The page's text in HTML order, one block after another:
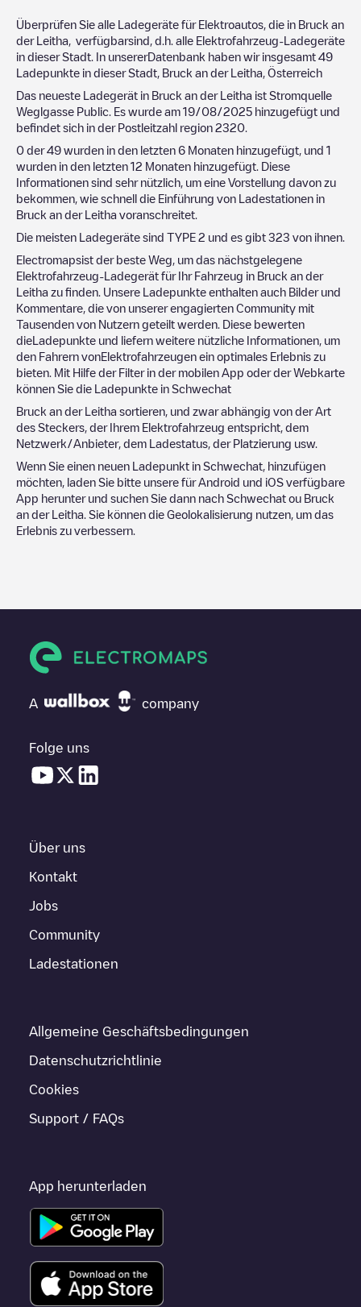
Überprüfen Sie alle Ladegeräte für Elektroautos, die in Bruck an
der Leitha , verfügbarsind, d.h. alle Elektrofahrzeug-Ladegeräte
in dieser Stadt. In unsererDatenbank haben wir insgesamt 49
Ladepunkte in dieser Stadt, Bruck an der Leitha Österreich
Das neueste Ladegerät in Bruck an der Leitha ist Stromquelle
Weglgasse Public . Es wurde am 19/08/2025 hinzugefügt und
befindet sich in der Postleitzahl region 2320
0 der49 wurden in den letzten 6 Monaten hinzugefügt, und 1
wurden in den letzten 12 Monaten hinzugefügt. Diese
Informationen sind sehr nützlich, um eine Vorstellung davon zu
bekommen, wie schnell die Einführung von Ladestationen in
Bruck an der Leitha voranschreitet.
Die meisten Ladegeräte sind TYPE 2 und es gibt 323 von ihnen.
Electromapsist der beste Weg, um das nächstgelegene
Elektrofahrzeug-Ladegerät für Ihr Fahrzeug in Bruck an der
Leitha zu finden. Unsere Ladepunkte enthalten auch Bilder und
Kommentare, die von unserer engagierten Community mit
Tausenden von Nutzern geteilt werden. Diese bewerten
dieLadepunkte und liefern weitere nützliche Informationen, um
den Fahrern vonElektrofahrzeugen ein optimales Erlebnis zu
bieten. Mit Hilfe der Filter in der mobilen App oder der Webkarte
können Sie die Ladepunkte in Schwechat
Bruck an der Leitha sortieren, und zwar abhängig von der Art
des Steckers, der Ihrem Elektrofahrzeug entspricht, dem
Netzwerk/Anbieter, dem Ladestatus, der Platzierung usw.
Wenn Sie einen neuen Ladepunkt in Schwechat , hinzufügen
möchten, laden Sie bitte unsere für Android und iOS verfügbare
App herunter und suchen Sie dann nach Schwechat ou Bruck
an der Leitha . Sie können die Geolokalisierung nutzen, um das
Erlebnis zu verbessern.
A company
Folge uns
Über uns
Kontakt
Jobs
Community
Ladestationen
Allgemeine Geschäftsbedingungen
Datenschutzrichtlinie
Cookies
Support / FAQs
App herunterladen